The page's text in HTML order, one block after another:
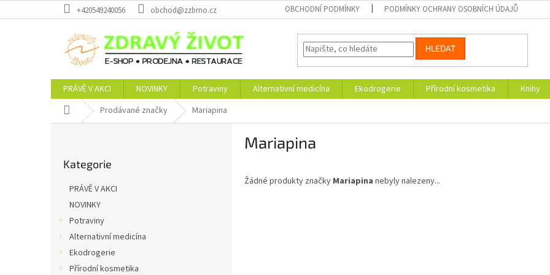
na
+420549240056 obchod@zzbrno.cz OBCHODNÍ PODMÍNKY PODMÍNKY OCHRANY OSOBNÍCH ÚDAJŮ
HLEDAT
PRÁVĚ V AKCI NOVINKY Potraviny Alternativní medicína Ekodrogerie Přírodní kosmetika Knihy
Domů Prodávané značky Mariapina
kategorie
Kategorie
PRÁVĚ V AKCI
NOVINKY
Potraviny
Alternativní medicína
Ekodrogerie
Přírodní kosmetika
Mariapina
Žádné produkty značky Mariapina nebyly nalezeny...